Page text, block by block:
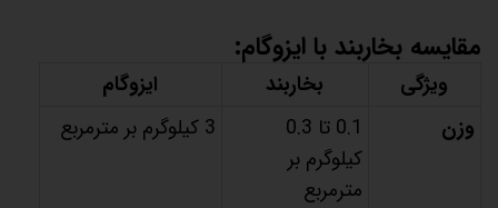
مقایسه بخاربند با ایزوگام:
ویژگی بخاربند
ایزوگام
وزن
0.1 تا 0.3
کیلوگرم بر
مترمربع
3 کیلوگرم بر مترمربع